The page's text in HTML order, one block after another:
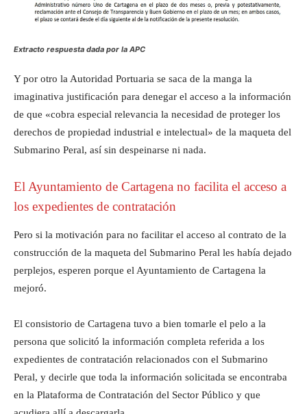
Extracto respuesta dada por la APC
Y por otro la Autoridad Portuaria se saca de la manga la
imaginativa justificación para denegar el acceso a la información
de que «cobra especial relevancia la necesidad de proteger los
derechos de propiedad industrial e intelectual» de la maqueta del
Submarino Peral, así sin despeinarse ni nada.
El Ayuntamiento de Cartagena no facilita el acceso a
los expedientes de contratación
Pero si la motivación para no facilitar el acceso al contrato de la
construcción de la maqueta del Submarino Peral les había dejado
perplejos, esperen porque el Ayuntamiento de Cartagena la
mejoró.
El consistorio de Cartagena tuvo a bien tomarle el pelo a la
persona que solicitó la información completa referida a los
expedientes de contratación relacionados con el Submarino
Peral, y decirle que toda la información solicitada se encontraba
en la Plataforma de Contratación del Sector Público y que